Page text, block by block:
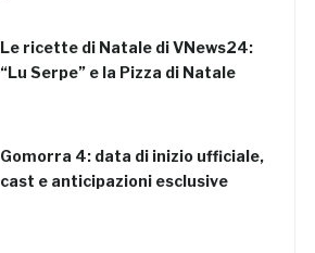
Le ricette di Natale di VNews24:
“Lu Serpe” e la Pizza di Natale
Gomorra 4: data di inizio ufficiale,
cast e anticipazioni esclusive